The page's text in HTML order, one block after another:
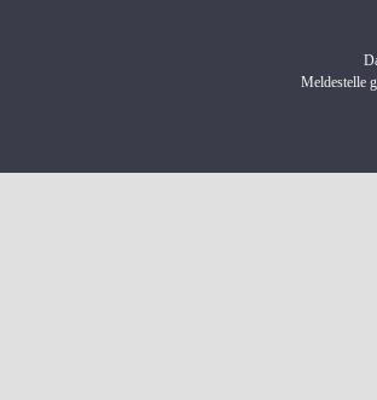
Meldestelle